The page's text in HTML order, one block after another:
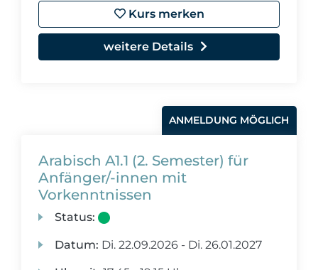
Kurs merken
weitere Details
ANMELDUNG MÖGLICH
Arabisch A1.1 (2. Semester) für
Anfänger/-innen mit
Vorkenntnissen
Status:
Datum: Di. 22.09.2026 - Di. 26.01.2027